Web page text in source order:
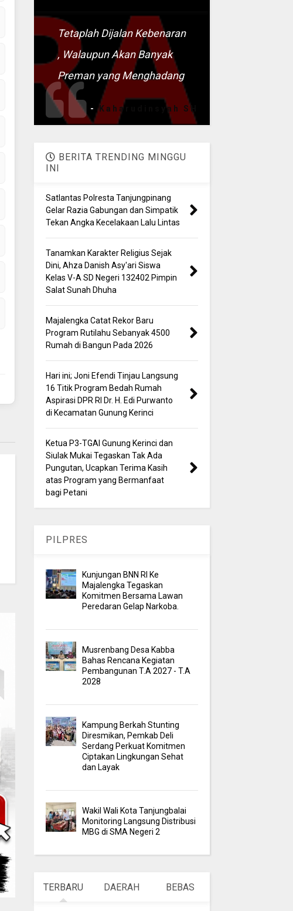
Tetaplah Dijalan Kebenaran
, Walaupun Akan Banyak
Preman yang Menghadang
-Kaharudinsyah SH
BERITA TRENDING MINGGU
INI
Satlantas Polresta Tanjungpinang
Gelar Razia Gabungan dan Simpatik
Tekan Angka Kecelakaan Lalu Lintas
Tanamkan Karakter Religius Sejak
Dini, Ahza Danish Asy'ari Siswa
Kelas V-A SD Negeri 132402 Pimpin
Salat Sunah Dhuha
Majalengka Catat Rekor Baru
Program Rutilahu Sebanyak 4500
Rumah di Bangun Pada 2026
Hari ini; Joni Efendi Tinjau Langsung
16 Titik Program Bedah Rumah
Aspirasi DPR RI Dr. H. Edi Purwanto
di Kecamatan Gunung Kerinci
Ketua P3-TGAI Gunung Kerinci dan
Siulak Mukai Tegaskan Tak Ada
Pungutan, Ucapkan Terima Kasih
atas Program yang Bermanfaat
bagi Petani
PILPRES
Kunjungan BNN RI Ke
Majalengka Tegaskan
Komitmen Bersama Lawan
Peredaran Gelap Narkoba.
Musrenbang Desa Kabba
Bahas Rencana Kegiatan
Pembangunan T.A 2027 - T.A
2028
Kampung Berkah Stunting
Diresmikan, Pemkab Deli
Serdang Perkuat Komitmen
Ciptakan Lingkungan Sehat
dan Layak
Wakil Wali Kota Tanjungbalai
Monitoring Langsung Distribusi
MBG di SMA Negeri 2
TERBARU DAERAH BEBAS